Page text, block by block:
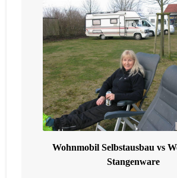
Wohnmobil Selbstausbau vs
Stangenware